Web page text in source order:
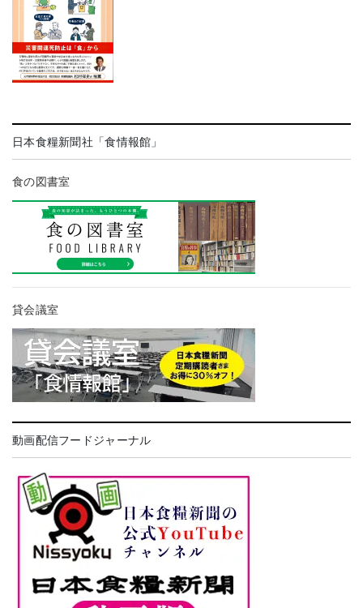
日本食糧新聞社「食情報館」
食の図書室
貸会議室
動画配信フードジャーナル